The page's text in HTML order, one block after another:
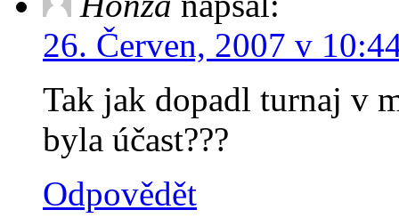
26. Červen, 2007 v
Tak jak dopadl turnaj v
byla účast???
Odpovědět